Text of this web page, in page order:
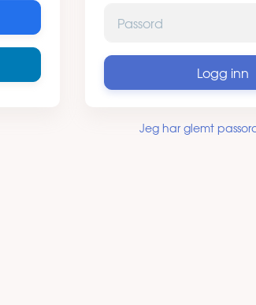
Logg inn
Jeg har glemt